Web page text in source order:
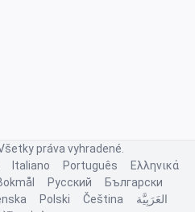
v4.3.21
práva vyhradené.
Italiano Português
Ελληνικά
Русский
Български
Polski Čeština
العَرَبِيَّة